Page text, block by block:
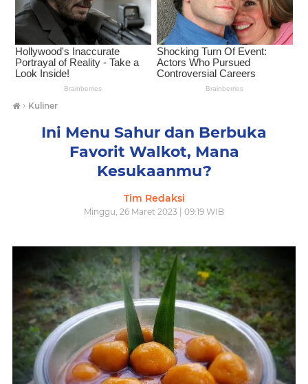
› Kuliner
Ini Menu Sahur dan Berbuka
Favorit Walkot, Mana
Kesukaanmu?
Tim Redaksi
Minggu, 26 Maret 2023 | 09:19 WIB